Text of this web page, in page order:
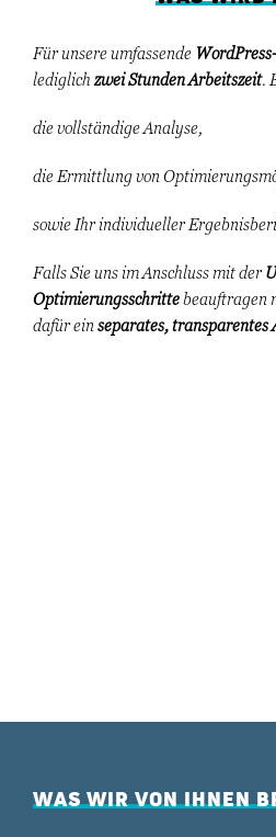
Für unsere umfassende
lediglichzwei Stunden Arbeitszeit.
die vollständige Analyse,
die Ermittlung von
sowie Ihr individueller
Falls Sie uns im Anschluss mit der
Optimierungsschrittebeauftragen
dafür einseparates, transparentes
WAS WIR VON IHNEN